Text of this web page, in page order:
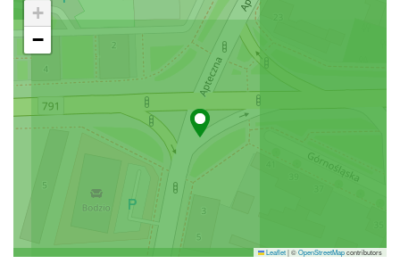
+
−
Leaflet|©OpenStreetMapcontributors